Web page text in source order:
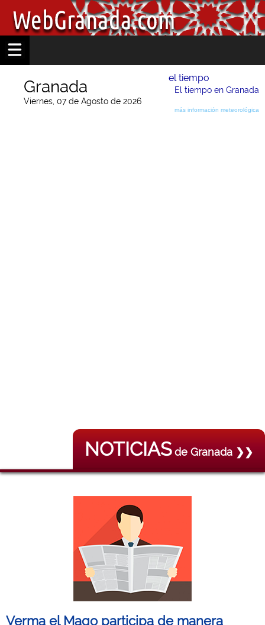
Granada
Viernes, 07 de Agosto de 2026
el tiempo
El tiempo en Granada
más información meteorológica
NOTICIASde Granada ❯❯
Verma el Mago participa de manera